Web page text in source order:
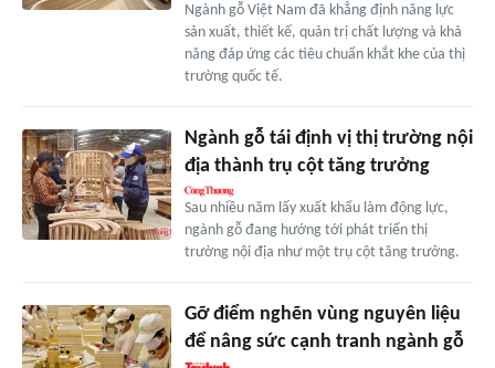
Ngành gỗ Việt Nam đã khẳng định năng lực
sản xuất, thiết kế, quản trị chất lượng và khả
năng đáp ứng các tiêu chuẩn khắt khe của thị
trường quốc tế.
Ngành gỗ tái định vị thị trường nội
địa thành trụ cột tăng trưởng
Sau nhiều năm lấy xuất khẩu làm động lực,
ngành gỗ đang hướng tới phát triển thị
trường nội địa như một trụ cột tăng trưởng.
Gỡ điểm nghẽn vùng nguyên liệu
để nâng sức cạnh tranh ngành gỗ